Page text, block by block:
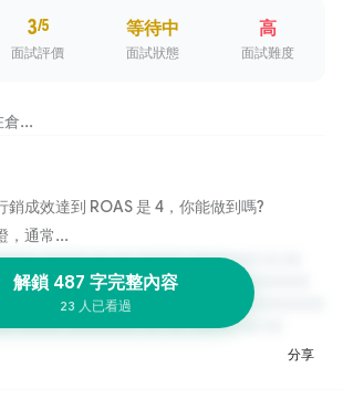
3/5
面試評價
等待中
面試狀態
高
面試難度
倉...
銷成效達到 ROAS 是 4，你能做到嗎?
，通常...
解鎖 487 字完整內容
23 人已看過
分享